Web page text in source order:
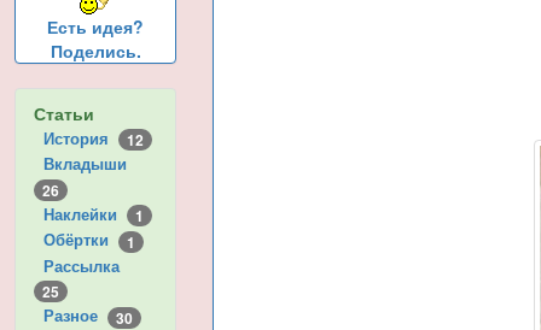
Есть идея?
Поделись.
Статьи
История 12
Вкладыши
26
Наклейки 1
Обёртки 1
Рассылка
25
Разное 30